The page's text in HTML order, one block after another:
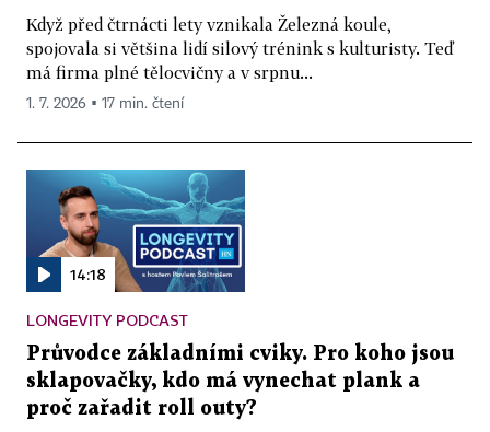
Když před čtrnácti lety vznikala Železná koule,
spojovala si většina lidí silový trénink s kulturisty. Teď
má firma plné tělocvičny a v srpnu...
1. 7. 2026 ▪ 17 min. čtení
14:18
LONGEVITY PODCAST
Průvodce základními cviky. Pro koho jsou
sklapovačky, kdo má vynechat plank a
proč zařadit roll outy?